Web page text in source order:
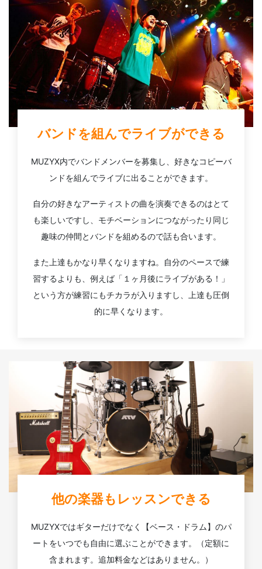
バンドを組んでライブができる
MUZYX内でバンドメンバーを募集し、好きなコピーバ
ンドを組んでライブに出ることができます。
自分の好きなアーティストの曲を演奏できるのはとて
も楽しいですし、モチベーションにつながったり同じ
趣味の仲間とバンドを組めるので話も合います。
また上達もかなり早くなりますね。自分のペースで練
習するよりも、例えば「１ヶ月後にライブがある！」
という方が練習にもチカラが入りますし、上達も圧倒
的に早くなります。
他の楽器もレッスンできる
MUZYXではギターだけでなく【ベース・ドラム】のパ
ートをいつでも自由に選ぶことができます。（定額に
含まれます。追加料金などはありません。）